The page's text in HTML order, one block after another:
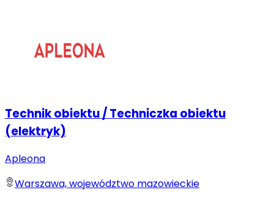
Technik obiektu / Techniczka obiektu
(elektryk)
Apleona
Warszawa, województwo mazowieckie